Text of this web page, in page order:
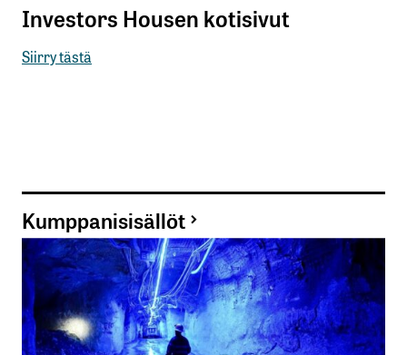
Investors Housen kotisivut
Siirry tästä
Kumppanisisällöt